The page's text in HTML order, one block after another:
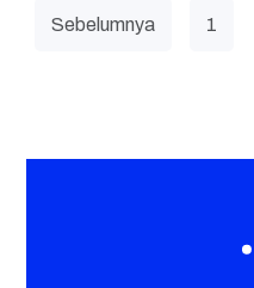
Sebelumnya 1